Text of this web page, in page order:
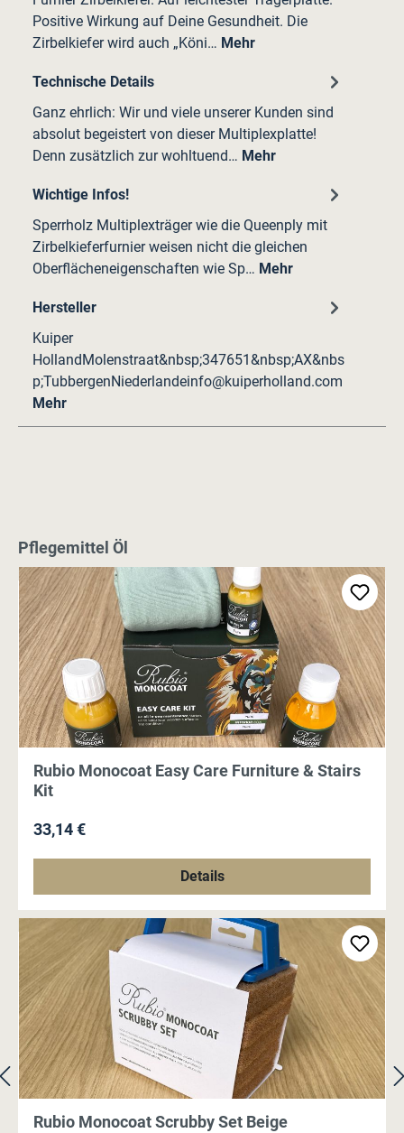
Positive Wirkung auf Deine Gesundheit. Die
Zirbelkiefer wird auch „Köni… Mehr
Technische Details
Ganz ehrlich: Wir und viele unserer Kunden sind
absolut begeistert von dieser Multiplexplatte!
Denn zusätzlich zur wohltuend… Mehr
Wichtige Infos!
Sperrholz Multiplexträger wie die Queenply mit
Zirbelkieferfurnier weisen nicht die gleichen
Oberflächeneigenschaften wie Sp… Mehr
Hersteller
Kuiper
HollandMolenstraat&nbsp;347651&nbsp;AX&nbs
p;TubbergenNiederlandeinfo@kuiperholland.com
Mehr
Produktgalerie überspringen
Pflegemittel Öl
Rubio Monocoat Easy Care Furniture & Stairs
Kit
Regulärer Preis:
33,14 €
Details
Rubio Monocoat Scrubby Set Beige